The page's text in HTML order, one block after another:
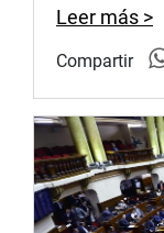
ley que
al Unicameral
Puede encontrar
y redes sociales.
Leer más >
Compartir